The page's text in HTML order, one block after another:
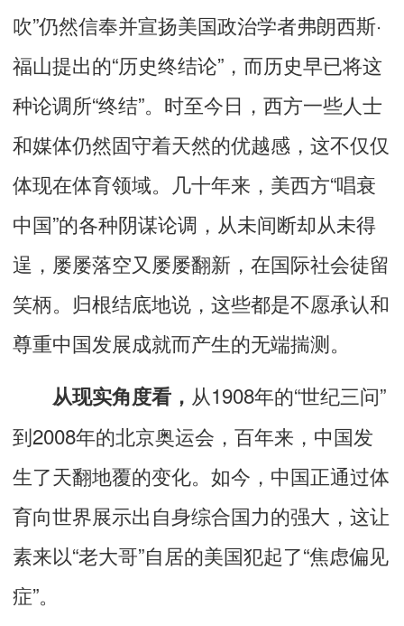
吹”仍然信奉并宣扬美国政治学者弗朗西斯·
福山提出的“历史终结论”，而历史早已将这
种论调所“终结”。时至今日，西方一些人士
和媒体仍然固守着天然的优越感，这不仅仅
体现在体育领域。几十年来，美西方“唱衰
中国”的各种阴谋论调，从未间断却从未得
逞，屡屡落空又屡屡翻新，在国际社会徒留
笑柄。归根结底地说，这些都是不愿承认和
尊重中国发展成就而产生的无端揣测。
从现实角度看， 从1908年的“世纪三问”
到2008年的北京奥运会，百年来，中国发
生了天翻地覆的变化。如今，中国正通过体
育向世界展示出自身综合国力的强大，这让
素来以“老大哥”自居的美国犯起了“焦虑偏见
症”。